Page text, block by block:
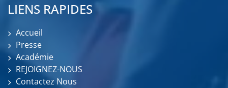
LIENS RAPIDES
Accueil
Presse
Académie
REJOIGNEZ-NOUS
Contactez Nous